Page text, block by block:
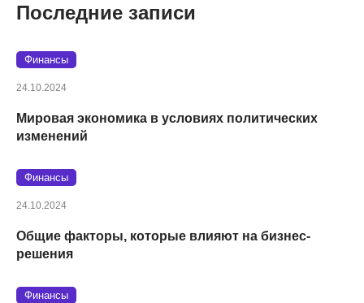
Последние записи
Финансы
24.10.2024
Мировая экономика в условиях политических
изменений
Финансы
24.10.2024
Общие факторы, которые влияют на бизнес-
решения
Финансы